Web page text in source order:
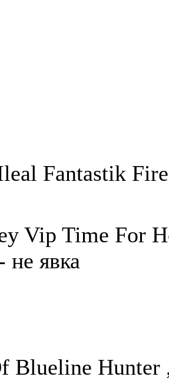
Fantastik
Vip Time For
не явка
Blueline Hunter